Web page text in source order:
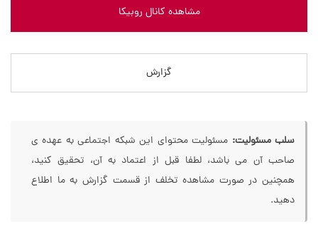
مشاهده کانال روبیکا
گزارش
سلب مسئولیت: مسئولیت محتوای این شبکه اجتماعی به عهده ی
صاحب آن می باشد، لطفا قبل از اعتماد به آن، تحقیق کنید،
همچنین در صورت مشاهده تخلف از قسمت گزارش به ما اطلاع
دهید.